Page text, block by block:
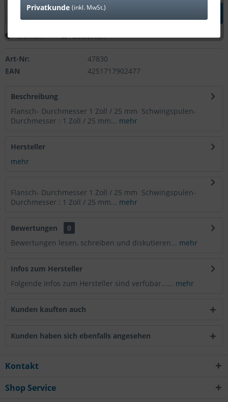
Merken Bewerten
Art-Nr:
47830
EAN
4251717902477
Beschreibung
Flansch- Durchmesser 1 Zoll / 25 mm Schwingspulen-
Durchmesser : 1 Zoll / 25 mm... mehr
Hersteller
mehr
Flansch- Durchmesser 1 Zoll / 25 mm Schwingspulen-
Durchmesser : 1 Zoll / 25 mm... mehr
Bewertungen
0
Bewertungen lesen, schreiben und diskutieren... mehr
Infos zum Hersteller
Folgende Infos zum Hersteller sind verfübar...... mehr
Kunden kauften auch
Kunden haben sich ebenfalls angesehen
Kontakt
Shop Service
Privatkunde (inkl. MwSt.)